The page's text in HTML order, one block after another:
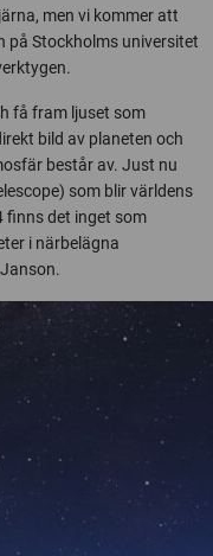
men vi kommer att
på Stockholms universitet
få fram ljuset som
bild av planeten och
består av. Just nu
som blir världens
finns det inget som
i närbelägna